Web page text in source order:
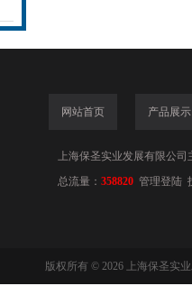
网站首页 产品展示
上海保圣实业发展有限公司
总流量： 358820 管理登陆
版权所有 © 2026 上海保圣实